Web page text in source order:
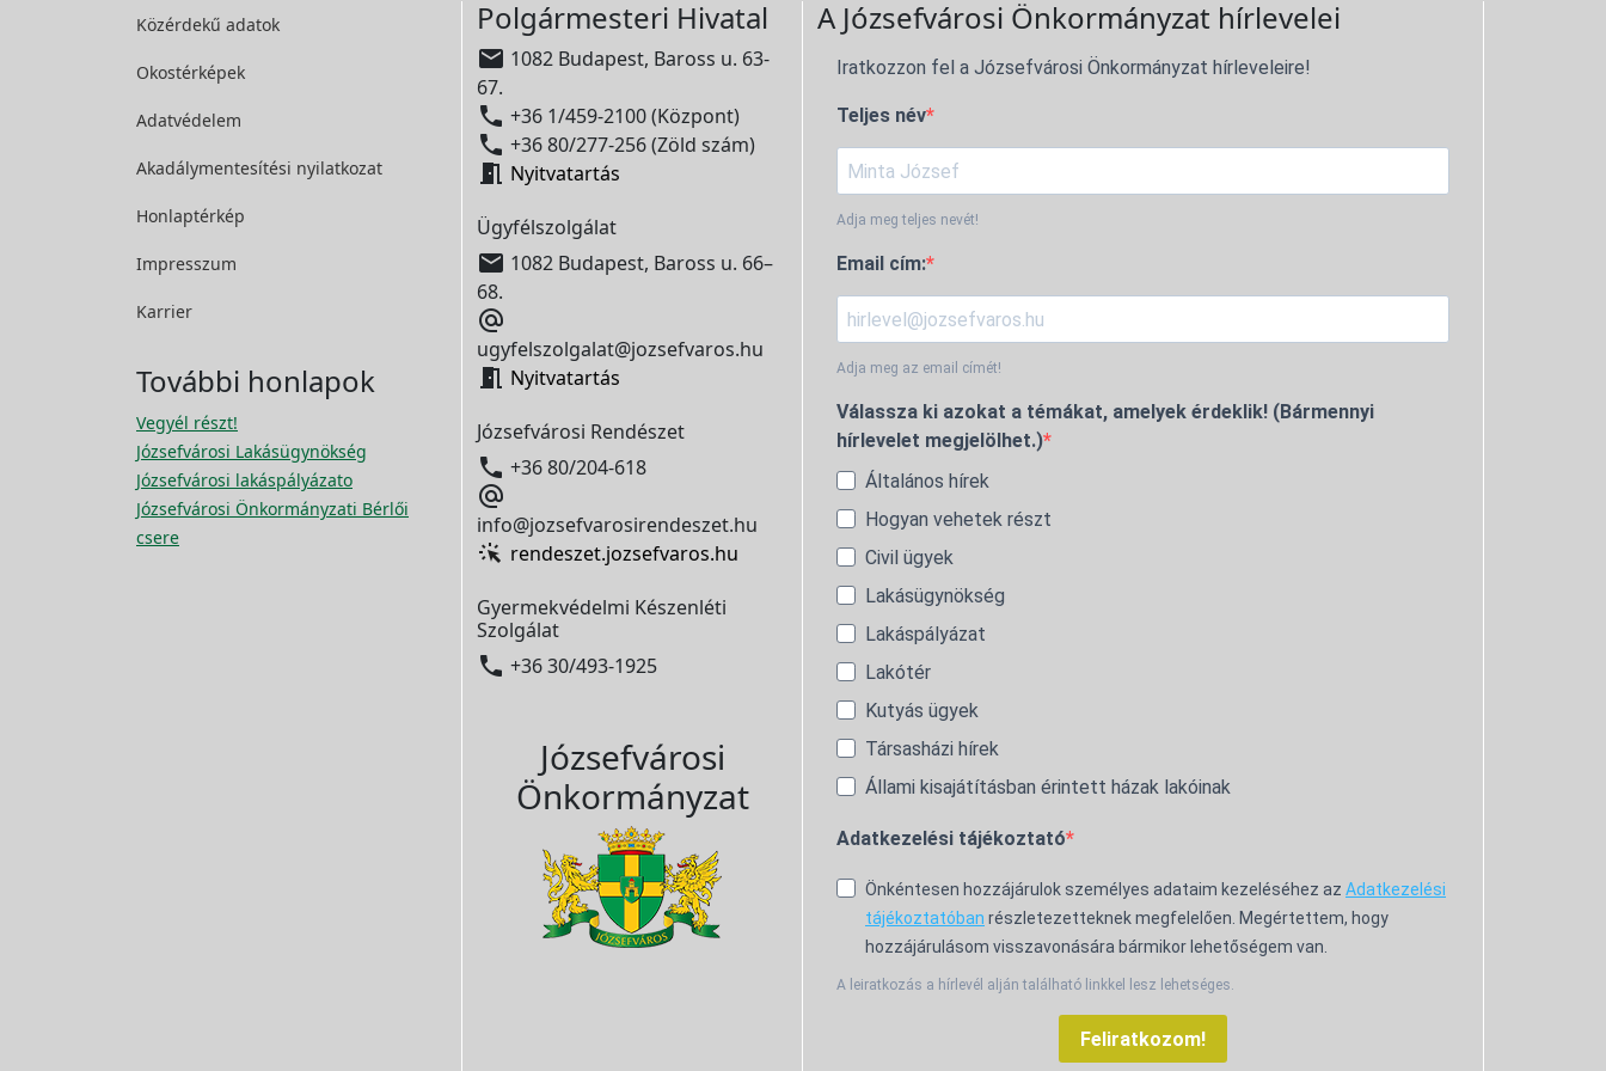
Közérdekű adatok
Okostérképek
Adatvédelem
Akadálymentesítési nyilatkozat
Honlaptérkép
Impresszum
Karrier
További honlapok
Vegyél részt!
Józsefvárosi Lakásügynökség
Józsefvárosi lakáspályázato
Józsefvárosi Önkormányzati Bérlői
csere
Polgármesteri Hivatal
 1082 Budapest, Baross u. 63-
67.
 +36 1/459-2100 (Központ)
 +36 80/277-256 (Zöld szám)
 Nyitvatartás
Ügyfélszolgálat
 1082 Budapest, Baross u. 66–
68.

ugyfelszolgalat@jozsefvaros.hu
 Nyitvatartás
Józsefvárosi Rendészet
 +36 80/204-618

info@jozsefvarosirendeszet.hu
rendeszet.jozsefvaros.hu
Gyermekvédelmi Készenléti
Szolgálat
 +36 30/493-1925
Józsefvárosi
Önkormányzat
A Józsefvárosi Önkormányzat hírlevelei
Iratkozzon fel a Józsefvárosi Önkormányzat hírleveleire!
Teljes név
Adja meg teljes nevét!
Email cím:
Adja meg az email címét!
Válassza ki azokat a témákat, amelyek érdeklik! (Bármennyi
hírlevelet megjelölhet.)
Általános hírek
Hogyan vehetek részt
Civil ügyek
Lakásügynökség
Lakáspályázat
Lakótér
Kutyás ügyek
Társasházi hírek
Állami kisajátításban érintett házak lakóinak
Adatkezelési tájékoztató
Önkéntesen hozzájárulok személyes adataim kezeléséhez az Adatkezelési
tájékoztatóban részletezetteknek megfelelően. Megértettem, hogy
hozzájárulásom visszavonására bármikor lehetőségem van.
A leiratkozás a hírlevél alján található linkkel lesz lehetséges.
Feliratkozom!